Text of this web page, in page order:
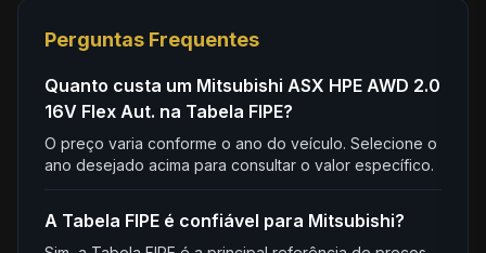
Perguntas Frequentes
Quanto custa um Mitsubishi ASX HPE AWD 2.0
16V Flex Aut. na Tabela FIPE?
O preço varia conforme o ano do veículo. Selecione o
ano desejado acima para consultar o valor específico.
A Tabela FIPE é confiável para Mitsubishi?